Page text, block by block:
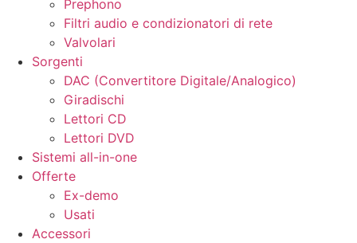
Prephono
Filtri audio e condizionatori di rete
Valvolari
Sorgenti
DAC (Convertitore Digitale/Analogico)
Giradischi
Lettori CD
Lettori DVD
Sistemi all-in-one
Offerte
Ex-demo
Usati
Accessori